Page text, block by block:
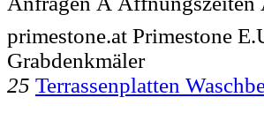
primestone.at Primestone
Grabdenkmäler
25 Terrassenplatten